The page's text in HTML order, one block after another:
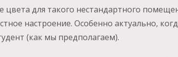
цвета для такого нестандартного
настроение. Особенно актуально,
(как мы предполагаем).